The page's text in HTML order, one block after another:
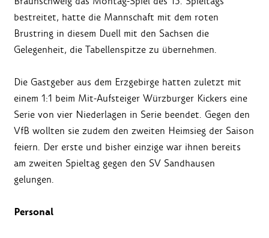
bestreitet, hatte die Mannschaft mit dem roten
Brustring in diesem Duell mit den Sachsen die
Gelegenheit, die Tabellenspitze zu übernehmen.
Die Gastgeber aus dem Erzgebirge hatten zuletzt mit
einem 1:1 beim Mit-Aufsteiger Würzburger Kickers eine
Serie von vier Niederlagen in Serie beendet. Gegen den
VfB wollten sie zudem den zweiten Heimsieg der Saison
feiern. Der erste und bisher einzige war ihnen bereits
am zweiten Spieltag gegen den SV Sandhausen
gelungen.
Personal